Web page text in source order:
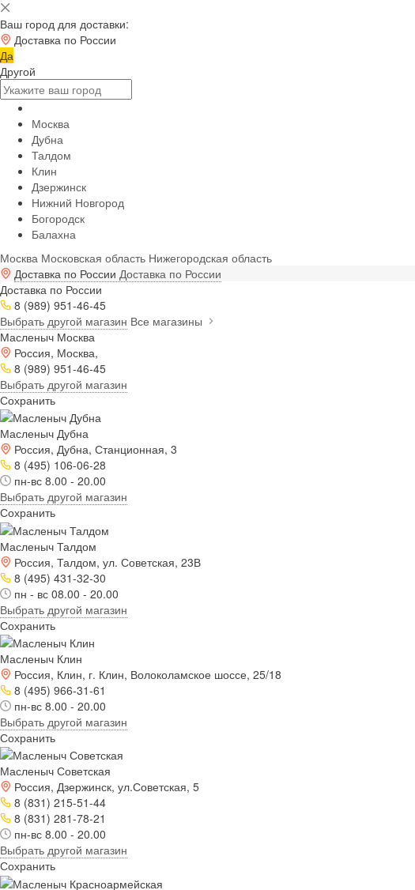
Ваш город для доставки:
Доставка по России
Да
Другой
Москва
Дубна
Талдом
Клин
Дзержинск
Нижний Новгород
Богородск
Балахна
Москва Московская область Нижегородская область
Доставка по России Доставка по России
Доставка по России
8 (989) 951-46-45
Выбрать другой магазин Все магазины
Масленыч Москва
Россия, Москва,
8 (989) 951-46-45
Выбрать другой магазин
Сохранить
Масленыч Дубна
Россия, Дубна, Станционная, 3
8 (495) 106-06-28
пн-вс 8.00 - 20.00
Выбрать другой магазин
Сохранить
Масленыч Талдом
Россия, Талдом, ул. Советская, 23В
8 (495) 431-32-30
пн - вс 08.00 - 20.00
Выбрать другой магазин
Сохранить
Масленыч Клин
Россия, Клин, г. Клин, Волоколамское шоссе, 25/18
8 (495) 966-31-61
пн-вс 8.00 - 20.00
Выбрать другой магазин
Сохранить
Масленыч Советская
Россия, Дзержинск, ул.Советская, 5
8 (831) 215-51-44
8 (831) 281-78-21
пн-вс 8.00 - 20.00
Выбрать другой магазин
Сохранить